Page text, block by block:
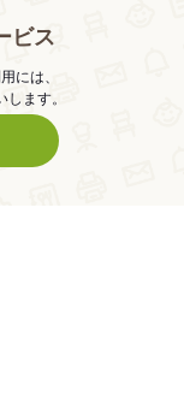
ビス
には、
ます。